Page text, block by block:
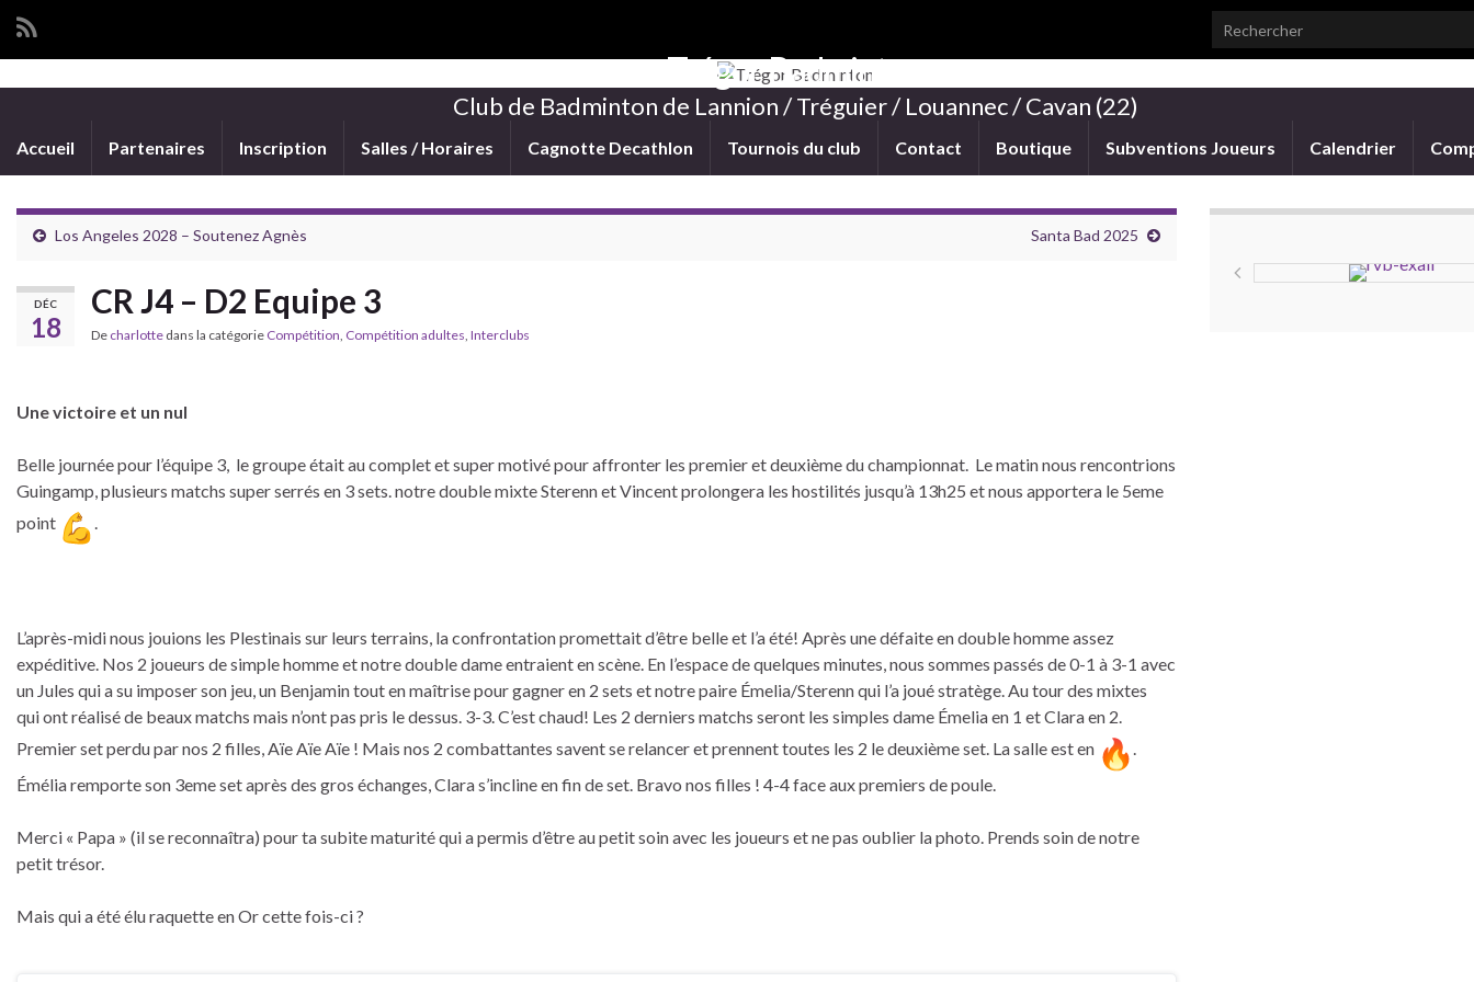
Search for:
Trégor Badminton
Club de Badminton de Lannion / Tréguier / Louannec / Cavan (22)
Accueil Partenaires Inscription Salles / Horaires Cagnotte Decathlon Tournois du club Contact Boutique Subventions Joueurs Calendrier
Los Angeles 2028 – Soutenez Agnès Santa Bad 2025
DÉC
18
CR J4 – D2 Equipe 3
De charlotte dans la catégorie Compétition, Compétition adultes, Interclubs
Une victoire et un nul
Belle journée pour l’équipe 3, le groupe était au complet et super motivé pour affronter les premier et deuxième du championnat. Le matin nous rencontrions
Guingamp, plusieurs matchs super serrés en 3 sets. notre double mixte Sterenn et Vincent prolongera les hostilités jusqu’à 13h25 et nous apportera le 5eme
point
.
L’après-midi nous jouions les Plestinais sur leurs terrains, la confrontation promettait d’être belle et l’a été! Après une défaite en double homme assez
expéditive. Nos 2 joueurs de simple homme et notre double dame entraient en scène. En l’espace de quelques minutes, nous sommes passés de 0-1 à 3-1 avec
un Jules qui a su imposer son jeu, un Benjamin tout en maîtrise pour gagner en 2 sets et notre paire Émelia/Sterenn qui l’a joué stratège. Au tour des mixtes
qui ont réalisé de beaux matchs mais n’ont pas pris le dessus. 3-3. C’est chaud! Les 2 derniers matchs seront les simples dame Émelia en 1 et Clara en 2.
Premier set perdu par nos 2 filles, Aïe Aïe Aïe ! Mais nos 2 combattantes savent se relancer et prennent toutes les 2 le deuxième set. La salle est en
.
Émélia remporte son 3eme set après des gros échanges, Clara s’incline en fin de set. Bravo nos filles ! 4-4 face aux premiers de poule.
Merci « Papa » (il se reconnaîtra) pour ta subite maturité qui a permis d’être au petit soin avec les joueurs et ne pas oublier la photo. Prends soin de notre
petit trésor.
Mais qui a été élu raquette en Or cette fois-ci ?